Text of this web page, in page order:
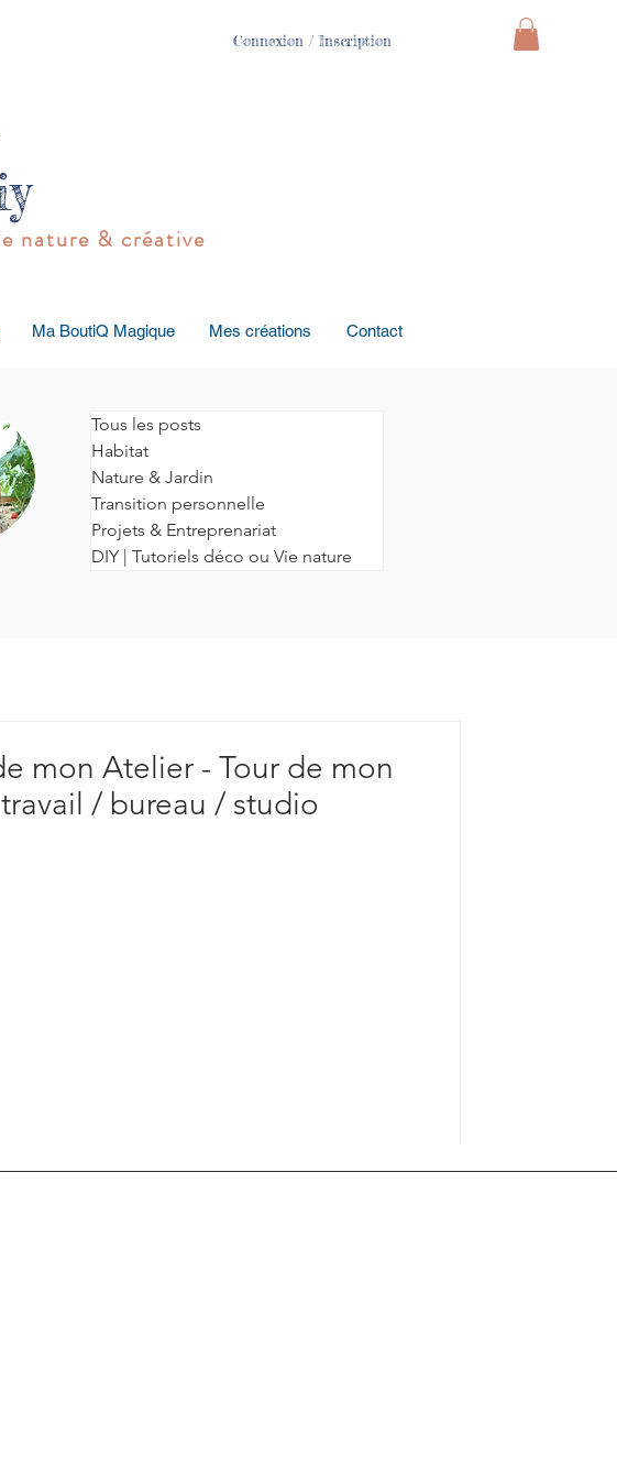
Connexion / Inscription
nature & créative
Ma BoutiQ Magique Mes créations Contact
Tous les posts
Habitat
Nature & Jardin
Transition personnelle
Projets & Entreprenariat
DIY | Tutoriels déco ou Vie nature
mon Atelier - Tour de mon
/ bureau / studio